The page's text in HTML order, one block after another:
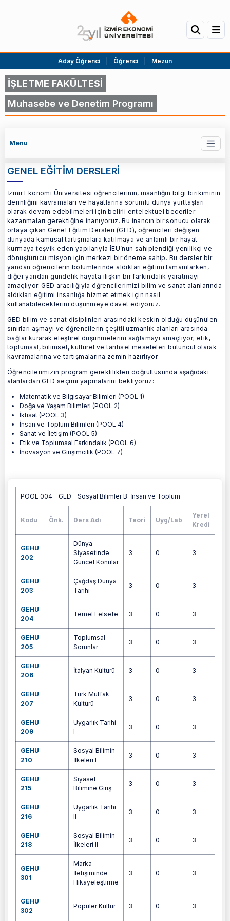
Aday Öğrenci Öğrenci Mezun
İŞLETME FAKÜLTESİ
Muhasebe ve Denetim Programı
Menu
GENEL EĞİTİM DERSLERİ
İzmir Ekonomi Üniversitesi öğrencilerinin, insanlığın bilgi birikiminin
derinliğini kavramaları ve hayatlarına sorumlu dünya yurttaşları
olarak devam edebilmeleri için belirli entelektüel beceriler
kazanmaları gerektiğine inanıyoruz. Bu inancın bir sonucu olarak
ortaya çıkan Genel Eğitim Dersleri (GED), öğrencileri değişen
dünyada kamusal tartışmalara katılmaya ve anlamlı bir hayat
kurmaya teşvik eden yapılarıyla İEU’nun sahiplendiği yenilikçi ve
dönüştürücü misyon için merkezi bir öneme sahip. Bu dersler bir
yandan öğrencilerin bölümlerinde aldıkları eğitimi tamamlarken,
diğer yandan gündelik hayata ilişkin bir farkındalık yaratmayı
amaçlıyor. GED aracılığıyla öğrencilerimizi bilim ve sanat alanlarında
aldıkları eğitimi insanlığa hizmet etmek için nasıl
kullanabileceklerini düşünmeye davet ediyoruz.
GED bilim ve sanat disiplinleri arasındaki keskin olduğu düşünülen
sınırları aşmayı ve öğrencilerin çeşitli uzmanlık alanları arasında
bağlar kurarak eleştirel düşünmelerini sağlamayı amaçlıyor; etik,
toplumsal, bilimsel, kültürel ve tarihsel meseleleri bütüncül olarak
kavramalarına ve tartışmalarına zemin hazırlıyor.
Öğrencilerimizin program gereklilikleri doğrultusunda aşağıdaki
alanlardan GED seçimi yapmalarını bekliyoruz:
Matematik ve Bilgisayar Bilimleri (POOL 1)
Doğa ve Yaşam Bilimleri (POOL 2)
İktisat (POOL 3)
İnsan ve Toplum Bilimleri (POOL 4)
Sanat ve İletişim (POOL 5)
Etik ve Toplumsal Farkındalık (POOL 6)
İnovasyon ve Girişimcilik (POOL 7)
Havuza bağlı dersler tablosu
POOL 004 - GED - Sosyal Bilimler B: İnsan ve Toplum
Kodu Önk. Ders Adı Teori Uyg/Lab
Yerel
Kredi
GEHU
202
Dünya
Siyasetinde
Güncel Konular
3 0 3
GEHU
203
Çağdaş Dünya
Tarihi
3 0 3
GEHU
204
Temel Felsefe 3 0 3
GEHU
205
Toplumsal
Sorunlar
3 0 3
GEHU
206
İtalyan Kültürü 3 0 3
GEHU
207
Türk Mutfak
Kültürü
3 0 3
GEHU
209
Uygarlık Tarihi
I
3 0 3
GEHU
210
Sosyal Bilimin
İlkeleri I
3 0 3
GEHU
215
Siyaset
Bilimine Giriş
3 0 3
GEHU
216
Uygarlık Tarihi
II
3 0 3
GEHU
218
Sosyal Bilimin
İlkeleri II
3 0 3
GEHU
301
Marka
İletişiminde
Hikayeleştirme
3 0 3
GEHU
302
Popüler Kültür 3 0 3